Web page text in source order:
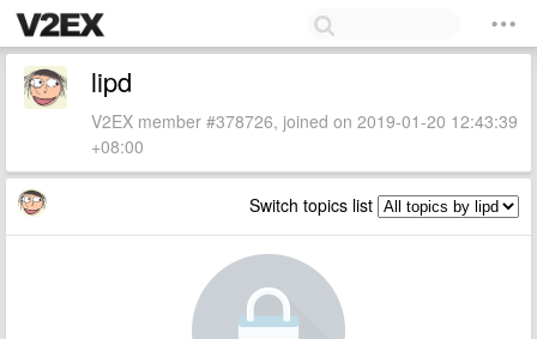
lipd
V2EX member #378726, joined on 2019-01-20 12:43:39
+08:00
Switch topics list